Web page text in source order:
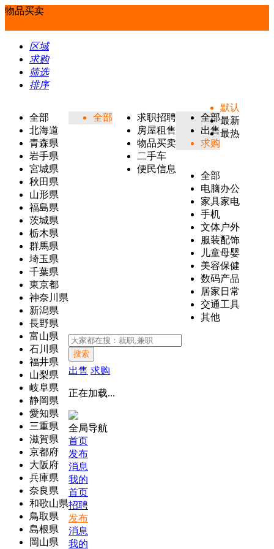
物品买卖
区域
求购
筛选
排序
全部
北海道
青森県
岩手県
宮城県
秋田県
山形県
福島県
茨城県
栃木県
群馬県
埼玉県
千葉県
東京都
神奈川県
新潟県
長野県
富山県
石川県
福井県
山梨県
岐阜県
静岡県
愛知県
三重県
滋賀県
京都府
大阪府
兵庫県
奈良県
和歌山県
鳥取県
島根県
岡山県
全部
求职招聘
房屋租售
物品买卖
二手车
便民信息
全部
出售
求购
全部
电脑办公
家具家电
手机
文体户外
服装配饰
儿童母婴
美容保健
数码产品
居家日常
交通工具
其他
默认
最新
最热
搜索
出售 求购
正在加载...
全局导航
首页
发布
消息
我的
首页
招聘
发布
消息
我的